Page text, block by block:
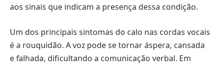
aos sinais que indicam a presença dessa condição.
Um dos principais sintomas do calo nas cordas vocais
é a rouquidão. A voz pode se tornar áspera, cansada
e falhada, dificultando a comunicação verbal. Em